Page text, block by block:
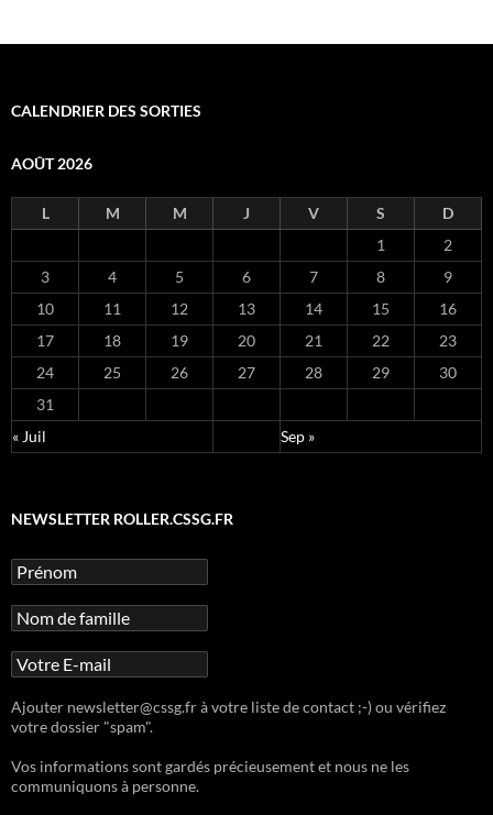
CALENDRIER DES SORTIES
AOÛT 2026
L M M J V S
D
1
2
3
4 5 6 7 8
9
10
11 12 13 14 15
16
17
18 19 20 21 22
23
24
25 26 27 28 29
30
31
« Juil
Sep »
NEWSLETTER ROLLER.CSSG.FR
Ajouter newsletter@cssg.fr à votre liste de contact ;-) ou vérifiez
votre dossier "spam".
Vos informations sont gardés précieusement et nous ne les
communiquons à personne.